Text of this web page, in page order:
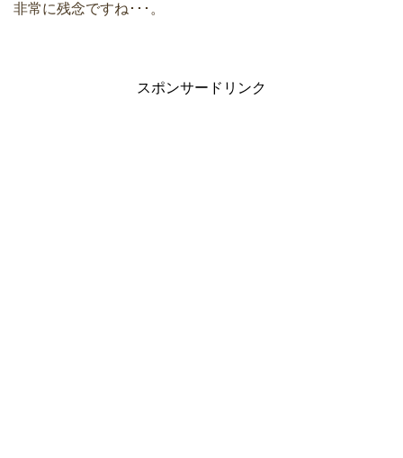
非常に残念ですね･･･。
スポンサードリンク